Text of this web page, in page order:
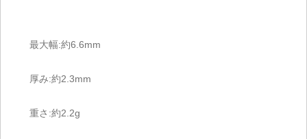
最大幅:約6.6mm
厚み:約2.3mm
重さ:約2.2g